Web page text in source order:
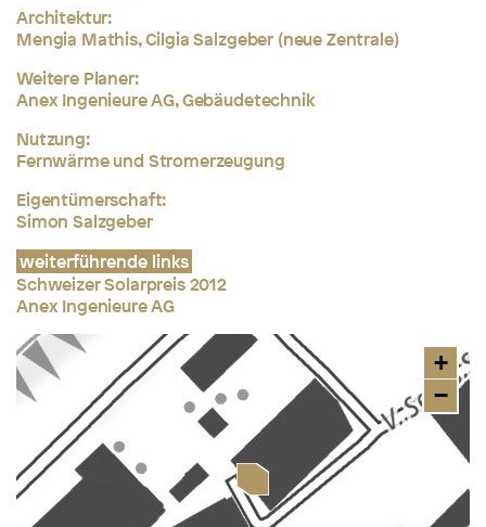
Architektur:
Mengia Mathis, Cilgia Salzgeber (neue Zentrale)
Weitere Planer:
Anex Ingenieure AG, Gebäudetechnik
Nutzung:
Fernwärme und Stromerzeugung
Eigentümerschaft:
Simon Salzgeber
weiterführende links
Schweizer Solarpreis 2012
Anex Ingenieure AG
+
−